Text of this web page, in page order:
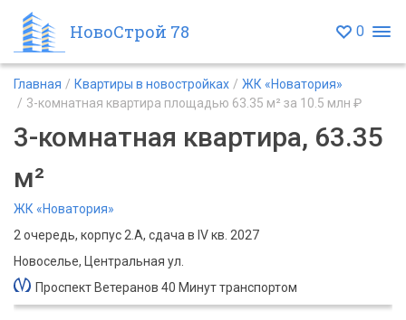
НовоСтрой 78 0
Главная Квартиры в новостройках
ЖК «Новатория»
3-комнатная квартира площадью 63.35 м² за 10.5 млн ₽
3-комнатная квартира, 63.35
м²
ЖК «Новатория»
2 очередь, корпус 2.А, сдача в IV кв. 2027
Новоселье, Центральная ул.
Проспект Ветеранов 40 Минут транспортом